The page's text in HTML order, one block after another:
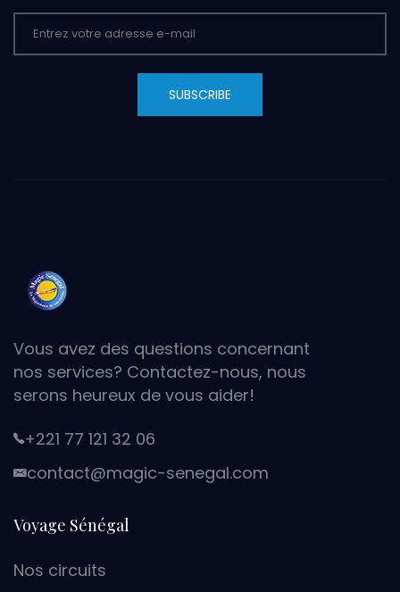
SUBSCRIBE
Vous avez des questions concernant
nos services? Contactez-nous, nous
serons heureux de vous aider!
+221 77 121 32 06
moc.lagenes-cigam@tcatnoc
Voyage Sénégal
Nos circuits